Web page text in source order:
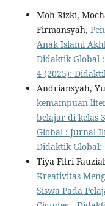
Moh Rizki,
Firmansyah,
Anak Islami
Didaktik Global
4 (2025):
Andriansyah,
kemampuan
belajar di kelas
Global : Jurnal
Didaktik
Tiya Fitri
Kreativitas
Siswa Pada